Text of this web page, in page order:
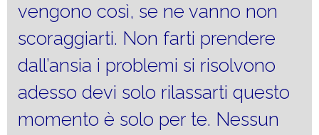
vengono così, se ne vanno non
scoraggiarti. Non farti prendere
dall’ansia i problemi si risolvono
adesso devi solo rilassarti questo
momento è solo per te. Nessun